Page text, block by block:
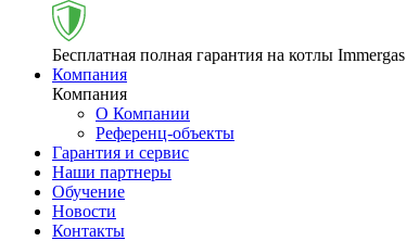
Бесплатная полная гарантия на котлы Immergas
Компания
Компания
О Компании
Референц-объекты
Гарантия и сервис
Наши партнеры
Обучение
Новости
Контакты